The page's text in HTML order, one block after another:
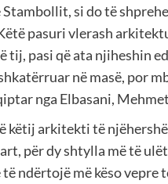
si do të
pasuri vlerash
pasi që ata njiheshin
në masë, por
nga Elbasani,
këtij arkitekti të
për dy shtylla më të
ndërtojë më këso vepre